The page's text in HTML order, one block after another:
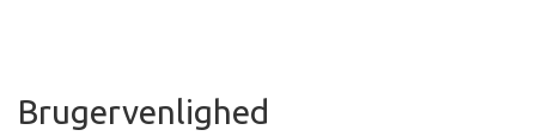
Brugervenlighed